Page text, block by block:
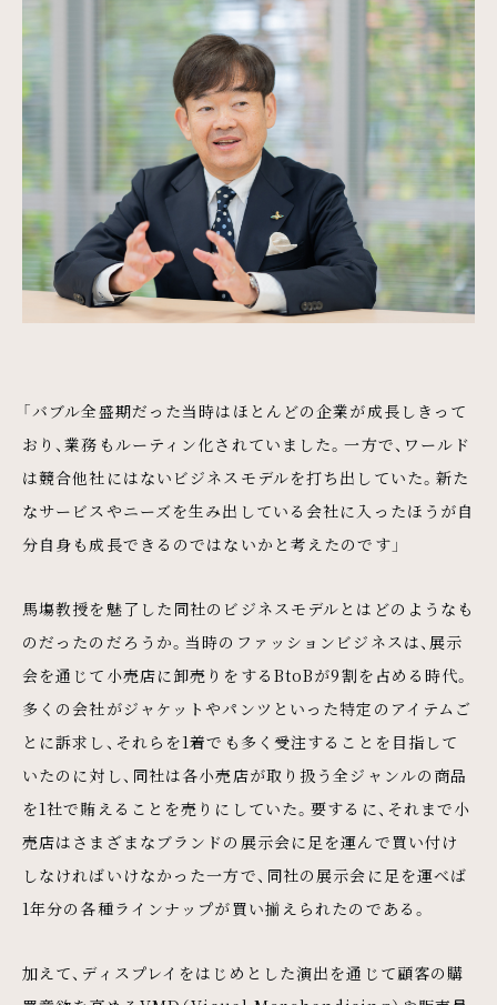
「バブル全盛期だった当時はほとんどの企業が成長しきって
おり、業務もルーティン化されていました。一方で、ワールド
は競合他社にはないビジネスモデルを打ち出していた。新た
なサービスやニーズを生み出している会社に入ったほうが自
分自身も成長できるのではないかと考えたのです」
馬塲教授を魅了した同社のビジネスモデルとはどのようなも
のだったのだろうか。当時のファッションビジネスは、展示
会を通じて小売店に卸売りをするBtoBが9割を占める時代。
多くの会社がジャケットやパンツといった特定のアイテムご
とに訴求し、それらを1着でも多く受注することを目指して
いたのに対し、同社は各小売店が取り扱う全ジャンルの商品
を1社で賄えることを売りにしていた。要するに、それまで小
売店はさまざまなブランドの展示会に足を運んで買い付け
しなければいけなかった一方で、同社の展示会に足を運べば
1年分の各種ラインナップが買い揃えられたのである。
加えて、ディスプレイをはじめとした演出を通じて顧客の購